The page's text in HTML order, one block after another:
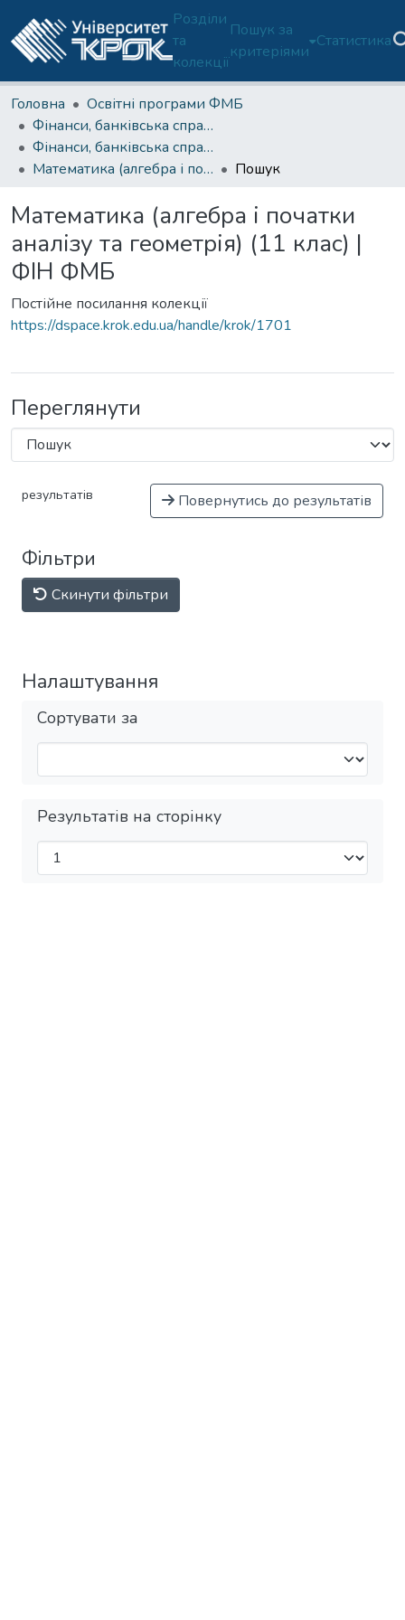
Розділи
та
колекції
Пошук за
критеріями
Статистика
Головна
Освітні програми ФМБ
Фінанси, банківська справа та страхування (ОП 072/D2-ФМБ)
Фінанси, банківська справа, страхування та фондовий ринок (ОП 072-ФМБ)-2 курс
Математика (алгебра і початки аналізу та геометрія) (11 клас) | ФІН ФМБ
Пошук
Математика (алгебра і початки
аналізу та геометрія) (11 клас) |
ФІН ФМБ
Постійне посилання колекції
https://dspace.krok.edu.ua/handle/krok/1701
Переглянути
результатів Повернутись до результатів
Фільтри
Скинути фільтри
Налаштування
Сортувати за
Результатів на сторінку